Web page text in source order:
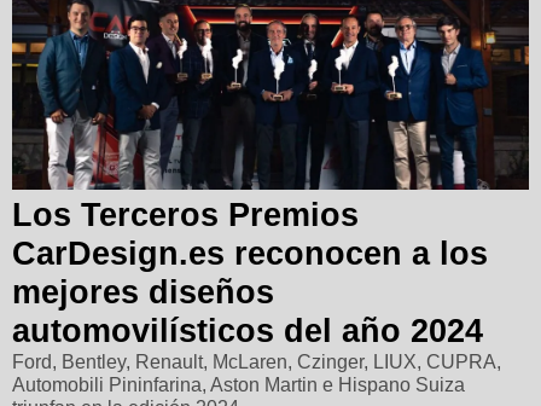
Los Terceros Premios
CarDesign.es reconocen a los
mejores diseños
automovilísticos del año 2024
Ford, Bentley, Renault, McLaren, Czinger, LIUX, CUPRA,
Automobili Pininfarina, Aston Martin e Hispano Suiza